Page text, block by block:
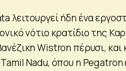
λειτουργεί ήδη ένα
νότιο κρατίδιο της
Wistron πέρυσι,
Nadu, όπου η Pegatron